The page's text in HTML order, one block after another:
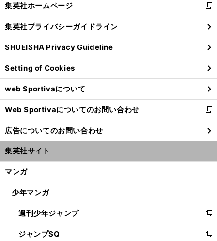
【
フ
】
、
閉
る
集英社ホームページ
新
し
い
ウ
ィ
ン
ド
ウ
で
開
く
集英社プライバシーガイドライン
SHUEISHA Privacy Guideline
Setting of Cookies
web Sportivaについて
Web Sportivaについてのお問い合わせ
新
し
い
ウ
ィ
ン
ウ
開
く
広告についてのお問い合わせ
集英社サイト
マンガ
少年マンガ
週刊少年ジャンプ
新
し
い
ジャンプSQ
新